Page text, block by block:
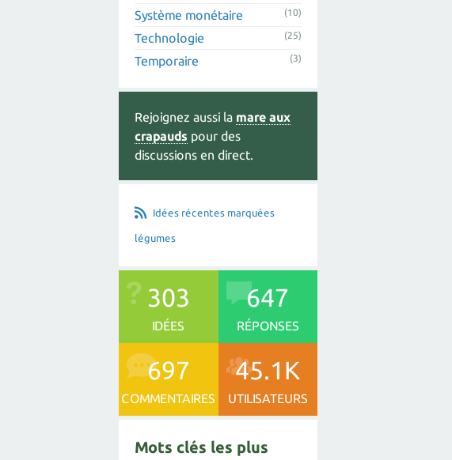
Système monétaire (10)
Technologie (25)
Temporaire (3)
Rejoignez aussi la mare aux
crapauds pour des
discussions en direct.
Idées récentes marquées
légumes
303
IDÉES
647
RÉPONSES
697
COMMENTAIRES
45.1K
UTILISATEURS
Mots clés les plus